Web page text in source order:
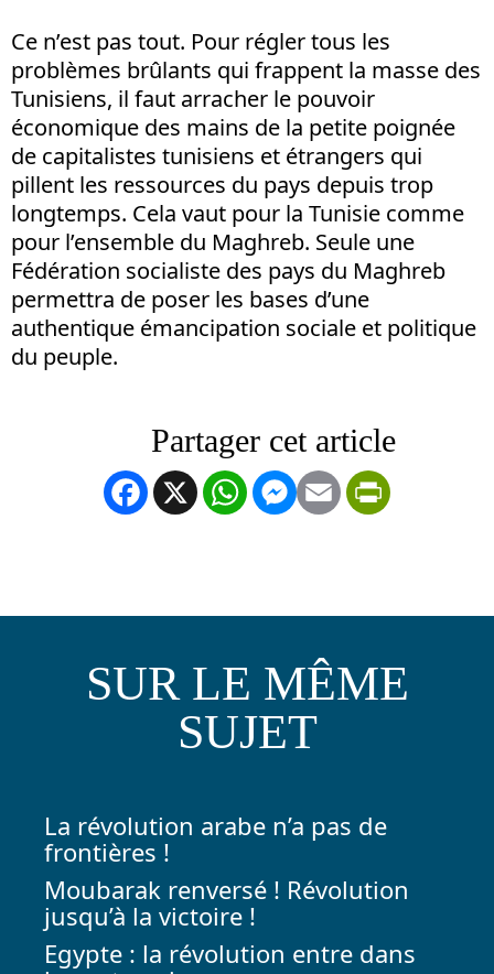
Ce n’est pas tout. Pour régler tous les
problèmes brûlants qui frappent la masse des
Tunisiens, il faut arracher le pouvoir
économique des mains de la petite poignée
de capitalistes tunisiens et étrangers qui
pillent les ressources du pays depuis trop
longtemps. Cela vaut pour la Tunisie comme
pour l’ensemble du Maghreb. Seule une
Fédération socialiste des pays du Maghreb
permettra de poser les bases d’une
authentique émancipation sociale et politique
du peuple.
Facebook
X WhatsApp
Messenger
Email
SUR LE MÊME
SUJET
La révolution arabe n’a pas de
frontières !
Moubarak renversé ! Révolution
jusqu’à la victoire !
Egypte : la révolution entre dans